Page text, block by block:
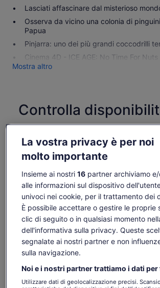
Lasciati affascinare dal misterioso
Osserva da vicino una colonia di
Papua
Pinjarra: uno dei più grandi coccodrilli
Cinema 4D - ICE AGE: No Time For Nuts
Mostra altro
Controlla
date
gio 6 ago
-
ven 7 ago
29 €
sab 8 ago
prezzo
è
24 €
per
adulto
24 €
tasse e oneri inclusi
per adulto
Vai ai biglietti
I contenuti di questa pagina
tradotti automaticamente.
Visualizza il testo originale (in inglese)
Comunicaci la tua opinione su
Cosa include e cosa
Ingresso al SEA LIFE Aquarium di
La vostra privacy è per noi
molto importante
Insieme ai nostri 16partner archiviamo
alle informazioni sul dispositivo
univoci nei cookie, per il trattamento dei
È possibile accettare o gestire le proprie
clic di seguito o in qualsiasi momento
dell'informativa sulla privacy. Queste
segnalate ai nostri partner e non
sulla navigazione.
Noi e i nostri partner trattiamo i dati
Utilizzare dati di geolocalizzazione precisi.